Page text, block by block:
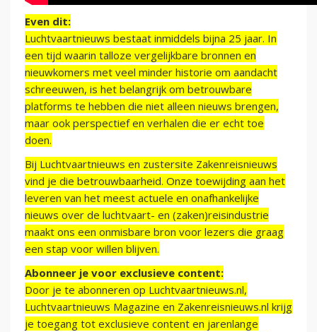
Even dit:
Luchtvaartnieuws bestaat inmiddels bijna 25 jaar. In
een tijd waarin talloze vergelijkbare bronnen en
nieuwkomers met veel minder historie om aandacht
schreeuwen, is het belangrijk om betrouwbare
platforms te hebben die niet alleen nieuws brengen,
maar ook perspectief en verhalen die er echt toe
doen.
Bij Luchtvaartnieuws en zustersite Zakenreisnieuws
vind je die betrouwbaarheid. Onze toewijding aan het
leveren van het meest actuele en onafhankelijke
nieuws over de luchtvaart- en (zaken)reisindustrie
maakt ons een onmisbare bron voor lezers die graag
een stap voor willen blijven.
Abonneer je voor exclusieve content:
Door je te abonneren op Luchtvaartnieuws.nl,
Luchtvaartnieuws Magazine en Zakenreisnieuws.nl krijg
je toegang tot exclusieve content en jarenlange